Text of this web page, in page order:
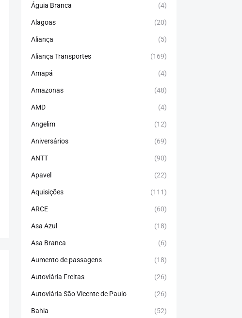
Águia Branca (4)
Alagoas (20)
Aliança (5)
Aliança Transportes (169)
Amapá (4)
Amazonas (48)
AMD (4)
Angelim (12)
Aniversários (69)
ANTT (90)
Apavel (22)
Aquisições (111)
ARCE (60)
Asa Azul (18)
Asa Branca (6)
Aumento de passagens (18)
Autoviária Freitas (26)
Autoviária São Vicente de Paulo (26)
Bahia (52)